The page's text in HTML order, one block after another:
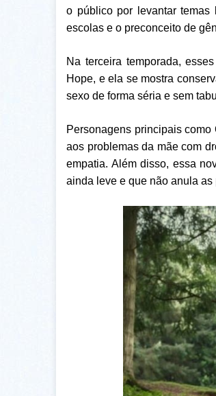
o público por levantar temas
escolas e o preconceito de
Na terceira temporada,
Hope, e ela se mostra
sexo de forma séria e sem
Personagens principais
aos problemas da mãe com
empatia. Além disso, essa
ainda leve e que não anula